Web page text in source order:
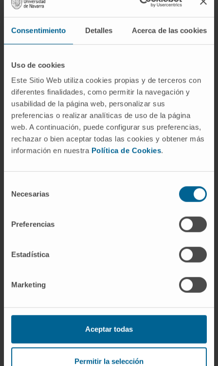
Consentimiento Detalles Acerca de las cookies
Uso de cookies
Este Sitio Web utiliza cookies propias y de terceros con
diferentes finalidades, como permitir la navegación y
usabilidad de la página web, personalizar sus
preferencias o realizar analíticas de uso de la página
web. A continuación, puede configurar sus preferencias,
rechazar o bien aceptar todas las cookies y obtener más
información en nuestra Política de Cookies.
Necesarias
Preferencias
Estadística
Marketing
Aceptar todas
Permitir la selección
En procedimientos quirúrgicos y evaluaciones
clínicas, la aproximación radial, es decir,
aquella que sigue una dirección que emana
una técnica que puede ser empleada para
acceder a ciertas estructuras o para realizar
evaluaciones sistemáticas.
La perspectiva radial también tiene relevancia
en áreas como la Cardiología. Por ejemplo, el
acceso radial en cateterismos es una técnica
que, en manos experimentadas, puede
femoral.
noción de "radial" no solo se limita a
También puede referirse a patrones de
condiciones que muestran un patrón radial de
central con una difusión hacia áreas
© Clínica Universidad de Navarra 2023